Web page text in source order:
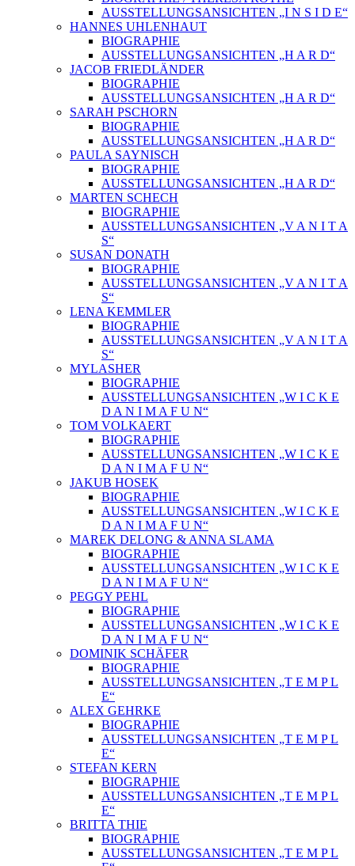
AUSSTELLUNGSANSICHTEN „I N S I D E“
HANNES UHLENHAUT
BIOGRAPHIE
AUSSTELLUNGSANSICHTEN „H A R D“
JACOB FRIEDLÄNDER
BIOGRAPHIE
AUSSTELLUNGSANSICHTEN „H A R D“
SARAH PSCHORN
BIOGRAPHIE
AUSSTELLUNGSANSICHTEN „H A R D“
PAULA SAYNISCH
BIOGRAPHIE
AUSSTELLUNGSANSICHTEN „H A R D“
MARTEN SCHECH
BIOGRAPHIE
AUSSTELLUNGSANSICHTEN „V A N I T A
S“
SUSAN DONATH
BIOGRAPHIE
AUSSTELLUNGSANSICHTEN „V A N I T A
S“
LENA KEMMLER
BIOGRAPHIE
AUSSTELLUNGSANSICHTEN „V A N I T A
S“
MYLASHER
BIOGRAPHIE
AUSSTELLUNGSANSICHTEN „W I C K E
D A N I M A F U N“
TOM VOLKAERT
BIOGRAPHIE
AUSSTELLUNGSANSICHTEN „W I C K E
D A N I M A F U N“
JAKUB HOSEK
BIOGRAPHIE
AUSSTELLUNGSANSICHTEN „W I C K E
D A N I M A F U N“
MAREK DELONG & ANNA SLAMA
BIOGRAPHIE
AUSSTELLUNGSANSICHTEN „W I C K E
D A N I M A F U N“
PEGGY PEHL
BIOGRAPHIE
AUSSTELLUNGSANSICHTEN „W I C K E
D A N I M A F U N“
DOMINIK SCHÄFER
BIOGRAPHIE
AUSSTELLUNGSANSICHTEN „T E M P L
E“
ALEX GEHRKE
BIOGRAPHIE
AUSSTELLUNGSANSICHTEN „T E M P L
E“
STEFAN KERN
BIOGRAPHIE
AUSSTELLUNGSANSICHTEN „T E M P L
E“
BRITTA THIE
BIOGRAPHIE
AUSSTELLUNGSANSICHTEN „T E M P L